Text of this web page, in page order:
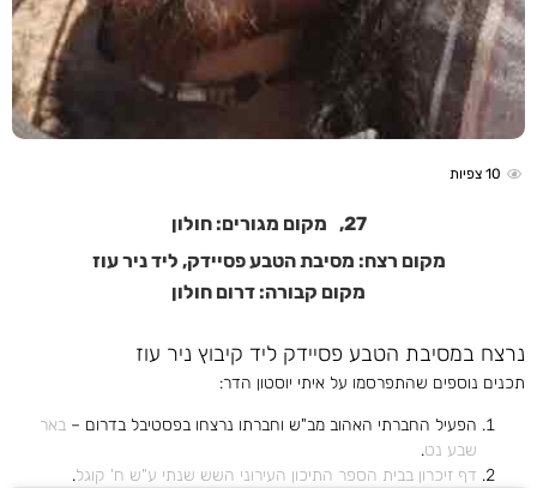
10 צפיות
27,
מקום מגורים: חולון
מקום רצח: מסיבת הטבע פסיידק, ליד ניר עוז
מקום קבורה: דרום חולון
נרצח במסיבת הטבע פסיידק ליד קיבוץ ניר עוז
תכנים נוספים שהתפרסמו על איתי יוסטון הדר:
הפעיל החברתי האהוב מב"ש וחברתו נרצחו בפסטיבל בדרום – באר
שבע נט.
דף זיכרון בבית הספר התיכון העירוני השש שנתי ע"ש ח' קוגל.